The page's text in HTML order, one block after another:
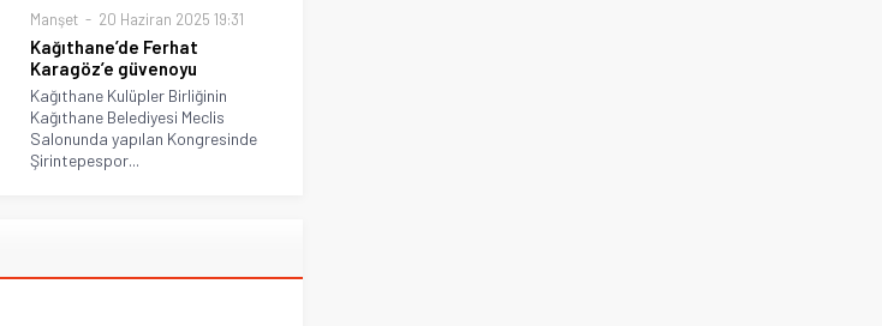
Manşet 20 Haziran 2025 19:31
Kağıthane’de Ferhat
Karagöz’e güvenoyu
Kağıthane Kulüpler Birliğinin
Kağıthane Belediyesi Meclis
Salonunda yapılan Kongresinde
Şirintepespor...